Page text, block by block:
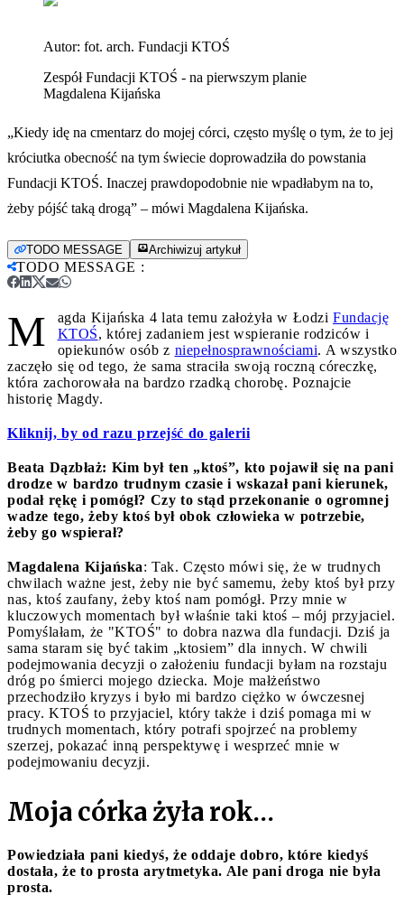
Autor: fot. arch. Fundacji KTOŚ
Zespół Fundacji KTOŚ - na pierwszym planie
Magdalena Kijańska
„Kiedy idę na cmentarz do mojej córci, często myślę o tym, że to jej
króciutka obecność na tym świecie doprowadziła do powstania
Fundacji KTOŚ. Inaczej prawdopodobnie nie wpadłabym na to,
żeby pójść taką drogą” – mówi Magdalena Kijańska.
TODO MESSAGE Archiwizuj artykuł
TODO MESSAGE :
M agda Kijańska 4 lata temu założyła w Łodzi Fundację
KTOŚ, której zadaniem jest wspieranie rodziców i
opiekunów osób z niepełnosprawnościami. A wszystko
zaczęło się od tego, że sama straciła swoją roczną córeczkę,
która zachorowała na bardzo rzadką chorobę. Poznajcie
historię Magdy.
Kliknij, by od razu przejść do galerii
Beata Dązbłaż: Kim był ten „ktoś”, kto pojawił się na pani
drodze w bardzo trudnym czasie i wskazał pani kierunek,
podał rękę i pomógł? Czy to stąd przekonanie o ogromnej
wadze tego, żeby ktoś był obok człowieka w potrzebie,
żeby go wspierał?
Magdalena Kijańska: Tak. Często mówi się, że w trudnych
chwilach ważne jest, żeby nie być samemu, żeby ktoś był przy
nas, ktoś zaufany, żeby ktoś nam pomógł. Przy mnie w
kluczowych momentach był właśnie taki ktoś – mój przyjaciel.
Pomyślałam, że "KTOŚ" to dobra nazwa dla fundacji. Dziś ja
sama staram się być takim „ktosiem” dla innych. W chwili
podejmowania decyzji o założeniu fundacji byłam na rozstaju
dróg po śmierci mojego dziecka. Moje małżeństwo
przechodziło kryzys i było mi bardzo ciężko w ówczesnej
pracy. KTOŚ to przyjaciel, który także i dziś pomaga mi w
trudnych momentach, który potrafi spojrzeć na problemy
szerzej, pokazać inną perspektywę i wesprzeć mnie w
podejmowaniu decyzji.
Moja córka żyła rok…
Powiedziała pani kiedyś, że oddaje dobro, które kiedyś
dostała, że to prosta arytmetyka. Ale pani droga nie była
prosta.